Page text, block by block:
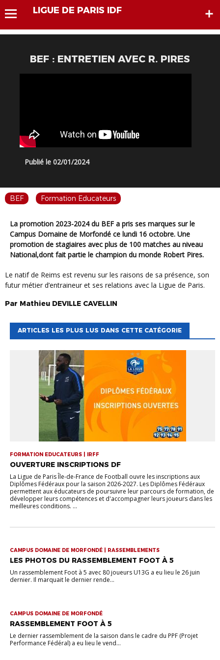
LIGUE DE PARIS IDF
BEF : ENTRETIEN AVEC R. PIRES
Publié le 02/01/2024
BEF Formation Educateurs
La promotion 2023-2024 du BEF a pris ses marques sur le
Campus Domaine de Morfondé ce lundi 16 octobre. Une
promotion de stagiaires avec plus de 100 matches au niveau
National,dont fait partie le champion du monde Robert Pires.
Le natif de Reims est revenu sur les raisons de sa présence, son
futur métier d’entraineur et ses relations avec la Ligue de Paris.
Par Mathieu DEVILLE CAVELLIN
ARTICLES LES PLUS LUS DANS CETTE CATÉGORIE
FORMATION EDUCATEURS | IRFF
OUVERTURE INSCRIPTIONS DF
La Ligue de Paris Île-de-France de Football ouvre les inscriptions aux
Diplômes Fédéraux pour la saison 2026-2027. Les Diplômes Fédéraux
permettent aux éducateurs de poursuivre leur parcours de formation, de
développer leurs compétences et d'accompagner leurs joueurs dans les
meilleures conditions. ...
CAMPUS DOMAINE DE MORFONDÉ | RASSEMBLEMENTS
LES PHOTOS DU RASSEMBLEMENT FOOT À 5
Un rassemblement Foot à 5 avec 80 joueurs U13G a eu lieu le 26 juin
dernier. Il marquait le dernier rende...
CAMPUS DOMAINE DE MORFONDÉ
RASSEMBLEMENT FOOT À 5
Le dernier rassemblement de la saison dans le cadre du PPF (Projet
Performance Fédéral) a eu lieu le vend...